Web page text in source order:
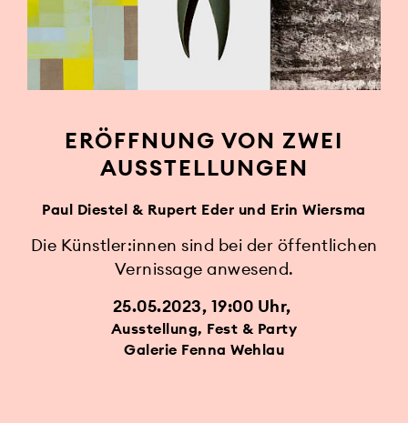
ERÖFFNUNG VON ZWEI
AUSSTELLUNGEN
Paul Diestel & Rupert Eder und Erin Wiersma
Die Künstler:innen sind bei der öffentlichen
Vernissage anwesend.
25.05.2023, 19:00 Uhr
Ausstellung, Fest & Party
Galerie Fenna Wehlau